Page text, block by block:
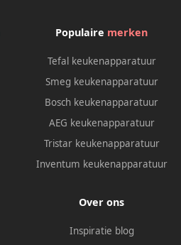
Populaire merken
Tefal keukenapparatuur
Smeg keukenapparatuur
Bosch keukenapparatuur
AEG keukenapparatuur
Tristar keukenapparatuur
Inventum keukenapparatuur
Over ons
Inspiratie blog